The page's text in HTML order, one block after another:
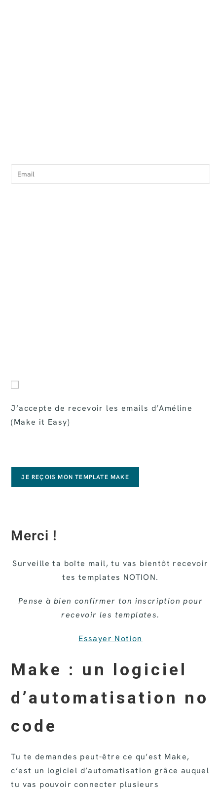
J’accepte de recevoir les emails d’Améline
(Make it Easy)
JE REÇOIS MON TEMPLATE MAKE
Merci !
Surveille ta boîte mail, tu vas bientôt recevoir
tes templates NOTION.
Pense à bien confirmer ton inscription pour
recevoir les templates.
Essayer Notion
Make : un logiciel
d’automatisation no
code
Tu te demandes peut-être ce qu’est Make,
c’est un logiciel d’automatisation grâce auquel
tu vas pouvoir connecter plusieurs